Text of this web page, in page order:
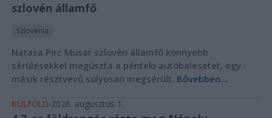
szlovén államfő
Szlovénia
Natasa Pirc Musar szlovén államfő könnyebb
sérülésekkel megúszta a pénteki autóbalesetet, egy
másik résztvevő súlyosan megsérült. Bővebben...
KÜLFÖLD 2026. augusztus 1.